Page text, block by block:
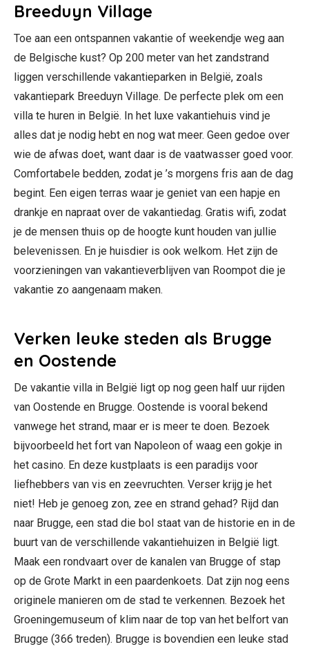
Breeduyn Village
Toe aan een ontspannen vakantie of weekendje weg aan
de Belgische kust? Op 200 meter van het zandstrand
liggen verschillende vakantieparken in België, zoals
vakantiepark Breeduyn Village. De perfecte plek om een
villa te huren in België. In het luxe vakantiehuis vind je
alles dat je nodig hebt en nog wat meer. Geen gedoe over
wie de afwas doet, want daar is de vaatwasser goed voor.
Comfortabele bedden, zodat je ’s morgens fris aan de dag
begint. Een eigen terras waar je geniet van een hapje en
drankje en napraat over de vakantiedag. Gratis wifi, zodat
je de mensen thuis op de hoogte kunt houden van jullie
belevenissen. En je huisdier is ook welkom. Het zijn de
voorzieningen van vakantieverblijven van Roompot die je
vakantie zo aangenaam maken.
Verken leuke steden als Brugge
en Oostende
De vakantie villa in België ligt op nog geen half uur rijden
van Oostende en Brugge. Oostende is vooral bekend
vanwege het strand, maar er is meer te doen. Bezoek
bijvoorbeeld het fort van Napoleon of waag een gokje in
het casino. En deze kustplaats is een paradijs voor
liefhebbers van vis en zeevruchten. Verser krijg je het
niet! Heb je genoeg zon, zee en strand gehad? Rijd dan
naar Brugge, een stad die bol staat van de historie en in de
buurt van de verschillende vakantiehuizen in België ligt.
Maak een rondvaart over de kanalen van Brugge of stap
op de Grote Markt in een paardenkoets. Dat zijn nog eens
originele manieren om de stad te verkennen. Bezoek het
Groeningemuseum of klim naar de top van het belfort van
Brugge (366 treden). Brugge is bovendien een leuke stad